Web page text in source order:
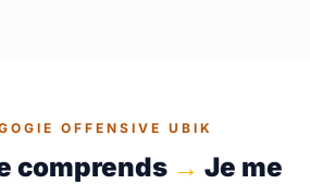
OFFENSIVE UBIK
comprends → Je me